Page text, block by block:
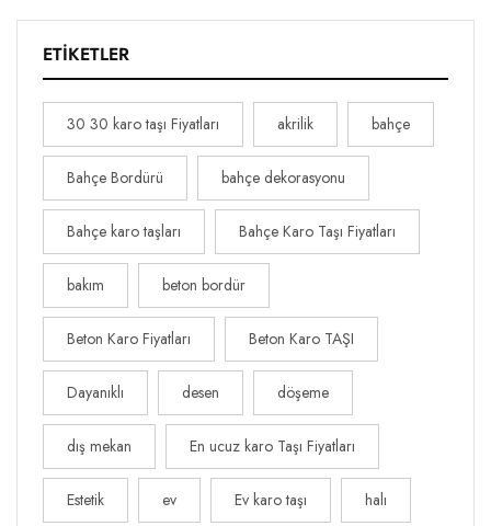
ETIKETLER
30 30 karo taşı Fiyatları akrilik bahçe
Bahçe Bordürü bahçe dekorasyonu
Bahçe karo taşları Bahçe Karo Taşı Fiyatları
bakım beton bordür
Beton Karo Fiyatları Beton Karo TAŞI
Dayanıklı desen döşeme
dış mekan En ucuz karo Taşı Fiyatları
Estetik ev Ev karo taşı halı